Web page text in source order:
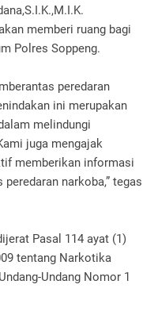
memberi ruang bagi
Polres Soppeng.
peredaran
ini merupakan
melindungi
juga mengajak
memberikan informasi
narkoba,” tegas
Pasal 114 ayat (1)
tentang Narkotika
Undang Nomor 1